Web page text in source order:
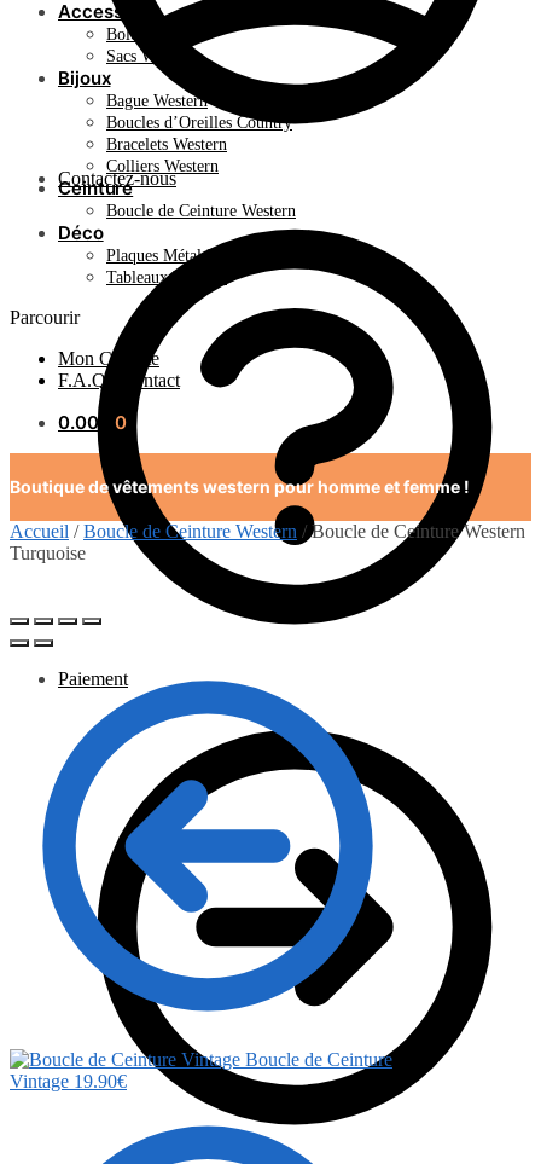
Contactez-nous
Paiement
Accessoire
Bolo Tie
Sacs Western
Bijoux
Bague Western
Boucles d’Oreilles Country
Bracelets Western
Colliers Western
Ceinture
Boucle de Ceinture Western
Déco
Plaques Métal Déco Américaine
Tableaux Western
Parcourir
Mon Compte
F.A.Q / Contact
0.00€ 0
Boutique de vêtements western pour homme et femme !
Accueil /Boucle de Ceinture Western / Boucle de Ceinture Western
Turquoise
Boucle de Ceinture
Vintage 19.90€